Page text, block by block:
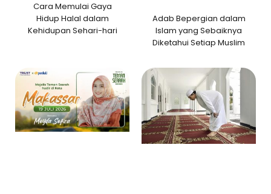
Cara Memulai Gaya
Hidup Halal dalam
Kehidupan Sehari-hari
Adab Bepergian dalam
Islam yang Sebaiknya
Diketahui Setiap Muslim